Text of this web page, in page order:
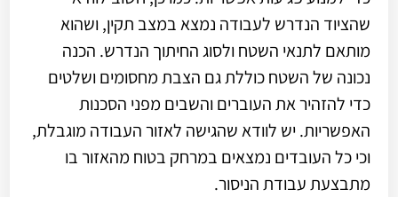
שהציוד הנדרש לעבודה נמצא במצב תקין, ושהוא
מותאם לתנאי השטח ולסוג החיתוך הנדרש. הכנה
נכונה של השטח כוללת גם הצבת מחסומים ושלטים
כדי להזהיר את העוברים והשבים מפני הסכנות
האפשריות. יש לוודא שהגישה לאזור העבודה מוגבלת,
וכי כל העובדים נמצאים במרחק בטוח מהאזור בו
מתבצעת עבודת הניסור.